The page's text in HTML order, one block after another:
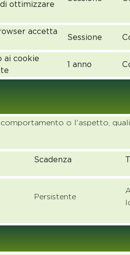
ottimizzare
accetta
Sessione
ai cookie
1 anno
o l'aspetto,
Scadenza
Persistente